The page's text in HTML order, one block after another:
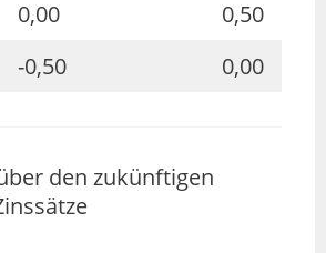
0,00
0,50
-0,50 0,00
den zukünftigen